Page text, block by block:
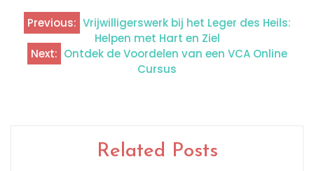
Berichtnavigatie
Previous: Vrijwilligerswerk bij het Leger des Heils:
Helpen met Hart en Ziel
Next: Ontdek de Voordelen van een VCA Online
Cursus
Related Posts